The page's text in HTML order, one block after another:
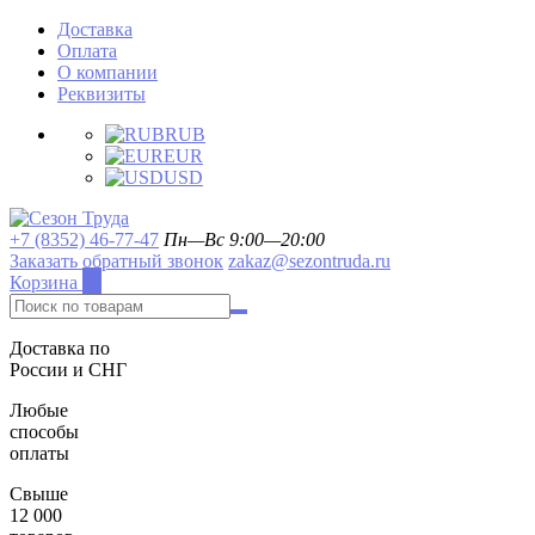
Доставка
Оплата
О компании
Реквизиты
RUB
EUR
USD
+7 (8352) 46-77-47 Пн—Вс 9:00—20:00
Заказать обратный звонок zakaz@sezontruda.ru
Корзина
Доставка по
России и СНГ
Любые
способы
оплаты
Свыше
12 000